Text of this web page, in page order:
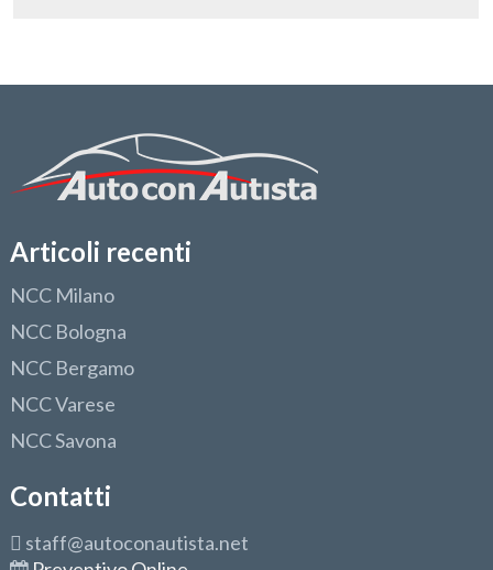
Articoli recenti
NCC Milano
NCC Bologna
NCC Bergamo
NCC Varese
NCC Savona
Contatti
staff@autoconautista.net